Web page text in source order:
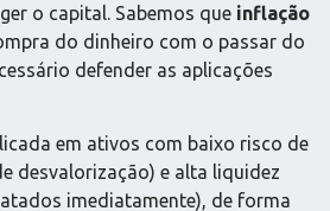
o capital. Sabemos que inflação
do dinheiro com o passar do
defender as aplicações
em ativos com baixo risco de
desvalorização) e alta liquidez
imediatamente), de forma